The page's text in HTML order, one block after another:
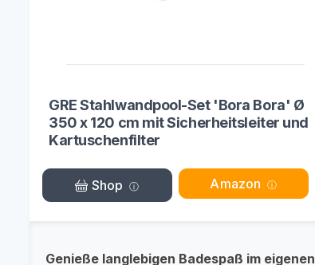
GRE Stahlwandpool-Set 'Bora Bora' Ø
350 x 120 cm mit Sicherheitsleiter und
Kartuschenfilter
Shop Amazon
Genieße langlebigen Badespaß im eigenen